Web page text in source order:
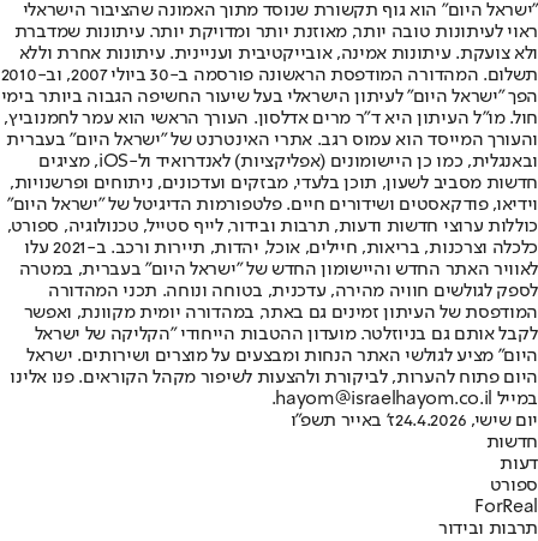
"ישראל היום" הוא גוף תקשורת שנוסד מתוך האמונה שהציבור הישראלי
ראוי לעיתונות טובה יותר, מאוזנת יותר ומדויקת יותר. עיתונות שמדברת
ולא צועקת. עיתונות אמינה, אובייקטיבית ועניינית. עיתונות אחרת וללא
תשלום. המהדורה המודפסת הראשונה פורסמה ב-30 ביולי 2007, וב-2010
הפך "ישראל היום" לעיתון הישראלי בעל שיעור החשיפה הגבוה ביותר בימי
חול. מו"ל העיתון היא ד"ר מרים אדלסון. העורך הראשי הוא עמר לחמנוביץ,
והעורך המייסד הוא עמוס רגב. אתרי האינטרנט של "ישראל היום" בעברית
ובאנגלית, כמו כן היישומונים (אפליקציות) לאנדרואיד ול-iOS, מציגים
חדשות מסביב לשעון, תוכן בלעדי, מבזקים ועדכונים, ניתוחים ופרשנויות,
וידיאו, פודקאסטים ושידורים חיים. פלטפורמות הדיגיטל של "ישראל היום"
כוללות ערוצי חדשות ודעות, תרבות ובידור, לייף סטייל, טכנולוגיה, ספורט,
כלכלה וצרכנות, בריאות, חיילים, אוכל, יהדות, תיירות ורכב. ב-2021 עלו
לאוויר האתר החדש והיישומון החדש של "ישראל היום" בעברית, במטרה
לספק לגולשים חוויה מהירה, עדכנית, בטוחה ונוחה. תכני המהדורה
המודפסת של העיתון זמינים גם באתר, במהדורה יומית מקוונת, ואפשר
לקבל אותם גם בניוזלטר. מועדון ההטבות הייחודי "הקליקה של ישראל
היום" מציע לגולשי האתר הנחות ומבצעים על מוצרים ושירותים. ישראל
היום פתוח להערות, לביקורת ולהצעות לשיפור מקהל הקוראים. פנו אלינו
במייל hayom@israelhayom.co.il.
יום שישי, 24.4.2026
ז' באייר תשפ"ו
חדשות
דעות
ספורט
ForReal
תרבות ובידור